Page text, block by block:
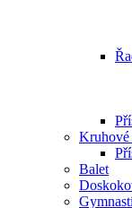
Kruhové
Balet